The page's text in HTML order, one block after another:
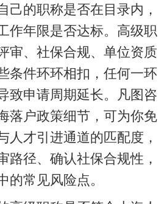
的职称是否在目录内，
作年限是否达标。高级职
审、社保合规、单位资质
条件环环相扣，任何一环
致申请周期延长。凡图咨
落户政策细节，可为你免
人才引进通道的匹配度，
路径、确认社保合规性，
的常见风险点。